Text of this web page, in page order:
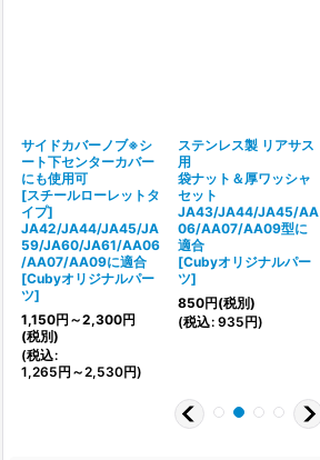
サイドカバーノブ※シ
ート下センターカバー
にも使用可
[スチールローレットタ
イプ]
JA42/JA44/JA45/JA
59/JA60/JA61/AA06
/AA07/AA09に適合
[Cubyオリジナルパー
ツ]
1,150円 ～2,300円
(税別)
(税込:
1,265円 ～2,530円)
ステンレス製 リアサス
用
袋ナット＆厚ワッシャ
セット
JA43/JA44/JA45/AA
06/AA07/AA09型に
適合
[Cubyオリジナルパー
ツ]
850円(税別)
(税込: 935円)